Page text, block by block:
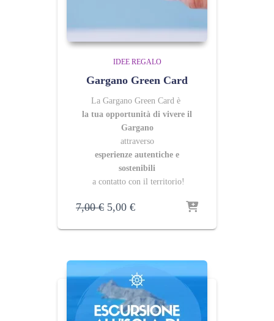
IDEE REGALO
Gargano Green Card
La Gargano Green Card è
la tua opportunità di vivere il
Gargano
attraverso
esperienze autentiche e
sostenibili
a contatto con il territorio!
7,00€ Il
originale
7,00 €.
5,00 €Il
attuale
5,00 €.